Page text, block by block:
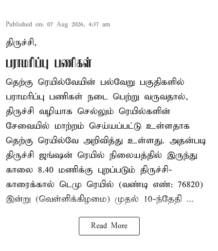
Published on: 07 Aug 2026, 4:37 am
திருச்சி,
பராமரிப்பு பணிகள்
தெற்கு ரெயில்வேயின் பல்வேறு பகுதிகளில்
பராமரிப்பு பணிகள் நடை பெற்று வருவதால்,
திருச்சி வழியாக செல்லும் ரெயில்களின்
சேவையில் மாற்றம் செய்யப்பட்டு உள்ளதாக
தெற்கு ரெயில்வே அறிவித்து உள்ளது. அதன்படி
திருச்சி ஜங்ஷன் ரெயில் நிலையத்தில் இருந்து
காலை 8.40 மணிக்கு புறப்படும் திருச்சி-
காரைக்கால் டெமு ரெயில் (வண்டி எண்: 76820)
இன்று (வெள்ளிக்கிழமை) முதல் 10-ந்தேதி ...
Read More